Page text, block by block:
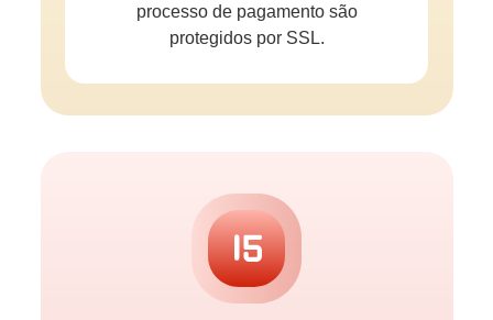
processo de pagamento são
protegidos por SSL.